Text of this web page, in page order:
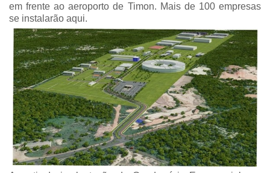
em frente ao aeroporto de Timon. Mais de 100 empresas
se instalarão aqui.